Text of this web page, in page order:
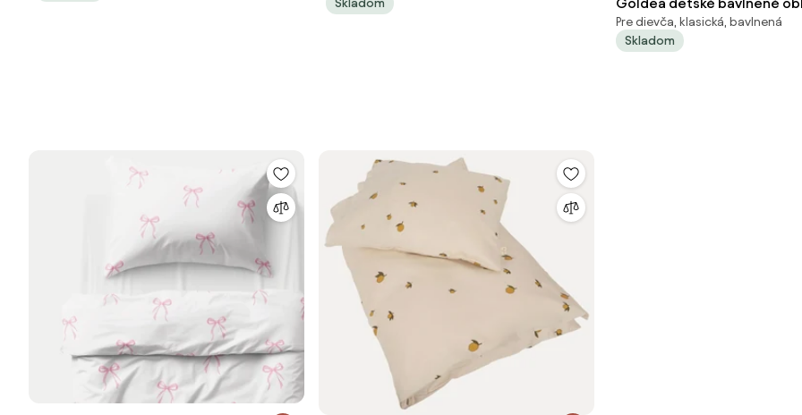
Skladom
srdiečka na púdrovo
200 a 70 x 90 cm
Pre dievča, klasická, bavlnená
Skladom